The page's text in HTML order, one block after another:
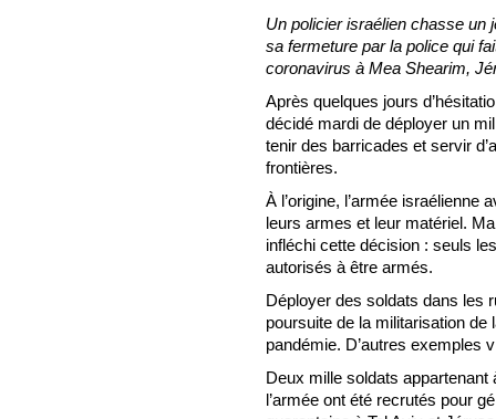
Un policier israélien chasse un
sa fermeture par la police qui
coronavirus à Mea Shearim,
Après quelques jours
décidé mardi de déployer un
tenir des barricades et servir
frontières.
À l’origine, l’armée israélienne
leurs armes et leur matériel.
infléchi cette décision : seuls
autorisés à être armés.
Déployer des soldats dans les
poursuite de la militarisation de
pandémie. D’autres exemples
​​​Deux mille soldats
l’armée ont été recrutés pour